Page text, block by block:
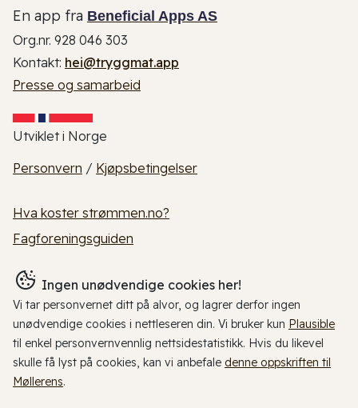
En app fra Beneficial Apps AS
Org.nr. 928 046 303
Kontakt: hei@tryggmat.app
Presse og samarbeid
Utviklet i Norge
Personvern / Kjøpsbetingelser
Hva koster strømmen.no?
Fagforeningsguiden
Ingen unødvendige cookies her!
Vi tar personvernet ditt på alvor, og lagrer derfor ingen
unødvendige cookies i nettleseren din. Vi bruker kun Plausible
til enkel personvernvennlig nettsidestatistikk. Hvis du likevel
skulle få lyst på cookies, kan vi anbefale denne oppskriften til
Møllerens.